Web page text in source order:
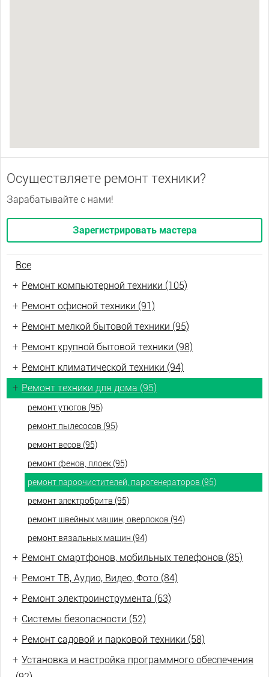
Осуществляете ремонт техники?
Зарабатывайте с нами!
Зарегистрировать мастера
Все
+ Ремонт компьютерной техники (105)
+ Ремонт офисной техники (91)
+ Ремонт мелкой бытовой техники (95)
+ Ремонт крупной бытовой техники (98)
+ Ремонт климатической техники (94)
+ Ремонт техники для дома (95)
ремонт утюгов (95)
ремонт пылесосов (95)
ремонт весов (95)
ремонт фенов, плоек (95)
ремонт пароочистителей, парогенераторов (95)
ремонт электробритв (95)
ремонт швейных машин, оверлоков (94)
ремонт вязальных машин (94)
+ Ремонт смартфонов, мобильных телефонов (85)
+ Ремонт ТВ, Аудио, Видео, Фото (84)
+ Ремонт электроинструмента (63)
+ Системы безопасности (52)
+ Ремонт садовой и парковой техники (58)
+ Установка и настройка программного обеспечения